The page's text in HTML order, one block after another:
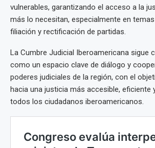
vulnerables, garantizando el acceso a la
más lo necesitan, especialmente en
filiación y rectificación de partidas.
La Cumbre Judicial Iberoamericana sigue
como un espacio clave de diálogo y
poderes judiciales de la región, con el
hacia una justicia más accesible, eficiente
todos los ciudadanos iberoamericanos.